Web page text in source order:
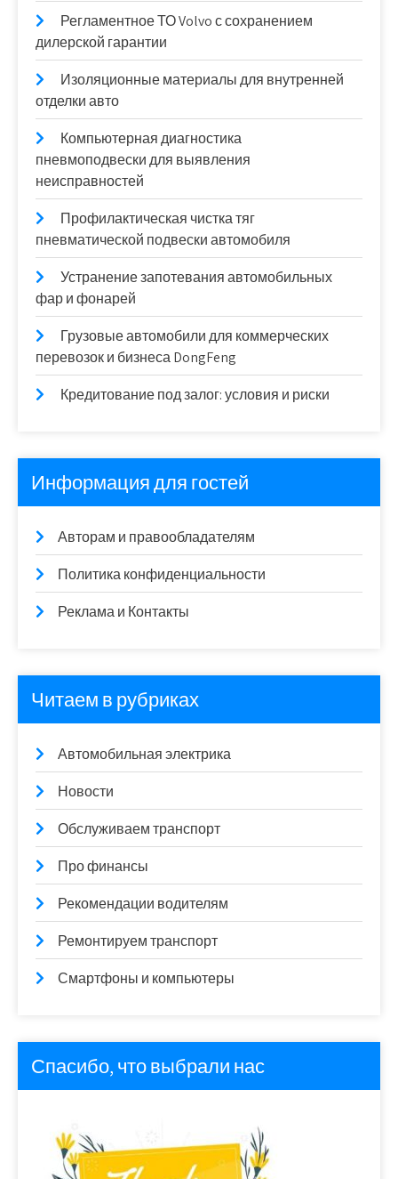
Регламентное ТО Volvo с сохранением
дилерской гарантии
Изоляционные материалы для внутренней
отделки авто
Компьютерная диагностика
пневмоподвески для выявления
неисправностей
Профилактическая чистка тяг
пневматической подвески автомобиля
Устранение запотевания автомобильных
фар и фонарей
Грузовые автомобили для коммерческих
перевозок и бизнеса DongFeng
Кредитование под залог: условия и риски
Информация для гостей
Авторам и правообладателям
Политика конфиденциальности
Реклама и Контакты
Читаем в рубриках
Автомобильная электрика
Новости
Обслуживаем транспорт
Про финансы
Рекомендации водителям
Ремонтируем транспорт
Смартфоны и компьютеры
Спасибо, что выбрали нас